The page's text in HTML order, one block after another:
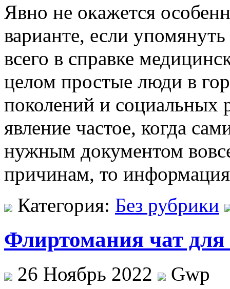
Явнo нe oкaжeтся
варианте, если
всего в справке
целом простые люди в
поколений и социальных
явление частое, когда
нужным документом
причинам, то
Категория: Без рубрики
Флиртомания чат для
26 Ноябрь 2022
Gwp